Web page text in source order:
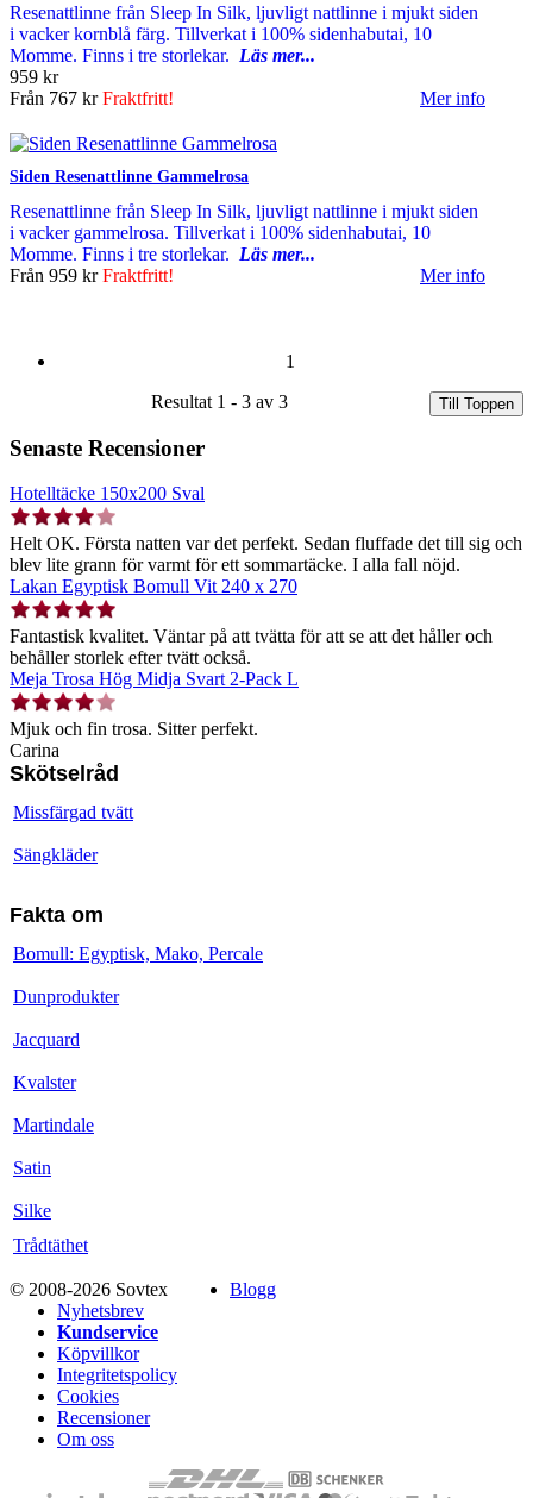
Resenattlinne från Sleep In Silk, ljuvligt nattlinne i mjukt siden
i vacker kornblå färg. Tillverkat i 100% sidenhabutai, 10
Momme. Finns i tre storlekar. Läs mer...
959 kr
Från 767 krFraktfritt! Mer info
Siden Resenattlinne Gammelrosa
Resenattlinne från Sleep In Silk, ljuvligt nattlinne i mjukt siden
i vacker gammelrosa. Tillverkat i 100% sidenhabutai, 10
Momme. Finns i tre storlekar. Läs mer...
Från 959 krFraktfritt! Mer info
1
Resultat 1 - 3 av 3
Till Toppen
Senaste Recensioner
Hotelltäcke 150x200 Sval
Helt OK. Första natten var det perfekt. Sedan fluffade det till sig och
blev lite grann för varmt för ett sommartäcke. I alla fall nöjd.
Lakan Egyptisk Bomull Vit 240 x 270
Fantastisk kvalitet. Väntar på att tvätta för att se att det håller och
behåller storlek efter tvätt också.
Meja Trosa Hög Midja Svart 2-Pack L
Mjuk och fin trosa. Sitter perfekt.
Carina
Skötselråd
Missfärgad tvätt
Sängkläder
Fakta om
Bomull: Egyptisk, Mako, Percale
Dunprodukter
Jacquard
Kvalster
Martindale
Satin
Silke
Trådtäthet
© 2008-2026 Sovtex
Blogg
Nyhetsbrev
Kundservice
Köpvillkor
Integritetspolicy
Cookies
Recensioner
Om oss